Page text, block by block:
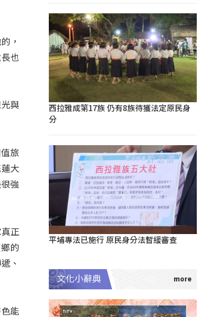
，
也
與
旅
大
強
正
的
、
能
西拉雅成第17族 仍有8族待獲法定原民身
分
平埔專法已施行 原民身分法暫緩審查
文化小辭典